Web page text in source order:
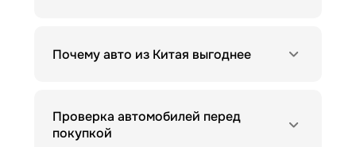
Почему авто из Китая выгоднее
Проверка автомобилей перед
покупкой